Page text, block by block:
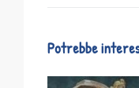
Potrebbe